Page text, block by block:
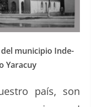
del munici­pio Inde­
Yaracuy
país, son